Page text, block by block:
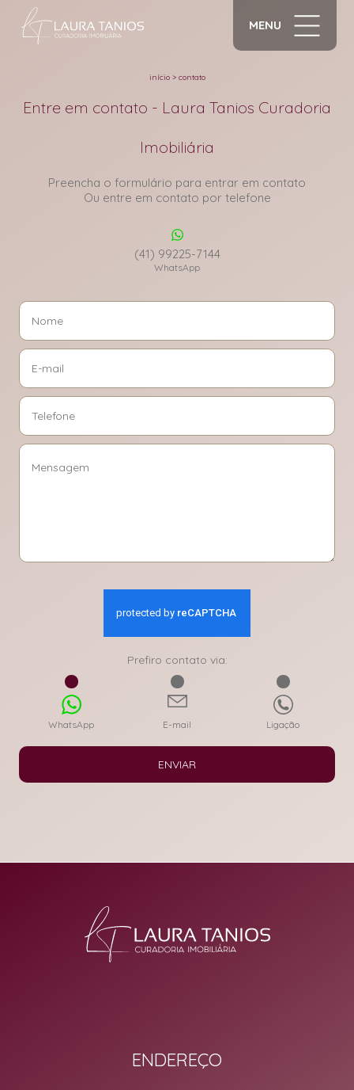
MENU
início> contato
Entre em contato - Laura Tanios Curadoria
Imobiliária
Preencha o formulário para entrar em contato
Ou entre em contato por telefone
(41) 99225-7144
WhatsApp
Prefiro contato via:
WhatsApp E-mail Ligação
ENVIAR
ENDEREÇO